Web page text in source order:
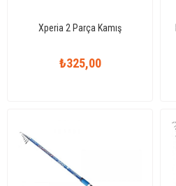
Xperia 2 Parça Kamış
₺325,00